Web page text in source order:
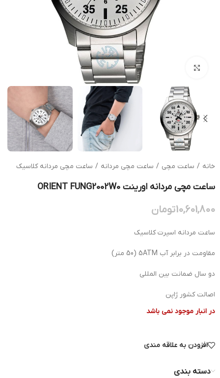
خانه / ساعت مچی / ساعت مچی مردانه / ساعت مچی مردانه کلاسیک
ساعت مچی مردانه اورینت ORIENT FUNG2002W0
10,601,800تومان
ساعت مردانه اسپرت کلاسیک
مقاومت در برابر آب 5ATM (50 متر)
دو سال ضمانت بین المللی
اصالت کشور ژاپن
در انبار موجود نمی باشد
افزودن به علاقه مندی
دسته بندی